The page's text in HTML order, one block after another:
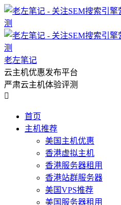
老左笔记
云主机优惠发布平台
严肃云主机体验评测

首页
主机推荐
美国主机优惠
香港虚拟主机
香港服务器租用
香港站群服务器
美国VPS推荐
美国服务器租用